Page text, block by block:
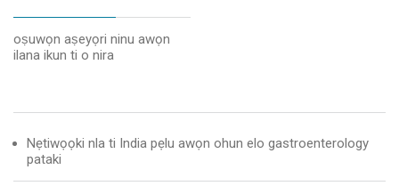
oṣuwọn aṣeyọri ninu awọn
ilana ikun ti o nira
Nẹtiwọọki nla ti India pẹlu awọn ohun elo gastroenterology
pataki